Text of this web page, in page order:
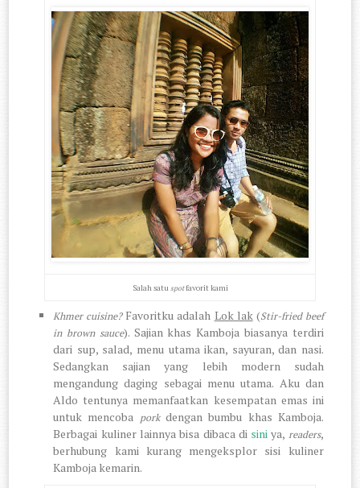
Salah satuspotfavorit kami
Khmer cuisine? Favoritku adalah Lok lak(Stir-fried beef
in brown sauce). Sajian khas Kamboja biasanya terdiri
dari sup, salad, menu utama ikan, sayuran, dan nasi.
Sedangkan sajian yang lebih modern sudah
mengandung daging sebagai menu utama. Aku dan
Aldo tentunya memanfaatkan kesempatan emas ini
untuk mencoba pork dengan bumbu khas Kamboja.
Berbagai kuliner lainnya bisa dibaca di sini ya, readers,
berhubung kami kurang mengeksplor sisi kuliner
Kamboja kemarin.